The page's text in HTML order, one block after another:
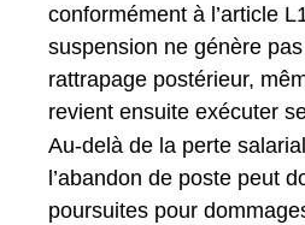
conformément à l’article
suspension ne génère
rattrapage postérieur,
revient ensuite exécuter
Au-delà de la perte
l’abandon de poste peut
poursuites pour